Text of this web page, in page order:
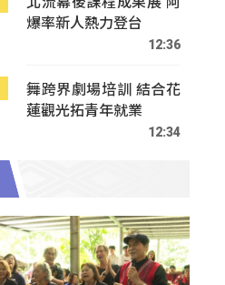
爆率新人熱力登台
12:36
舞跨界劇場培訓 結合花
蓮觀光拓青年就業
12:34